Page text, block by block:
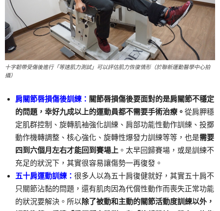
十字韌帶受傷後進行「等速肌力測試」可以評估肌力恢復情形（於聯新運動醫學中心拍
攝）
肩關節唇損傷後訓練： 關節唇損傷後要面對的是肩關節不穩定
的問題，幸好九成以上的運動員都不需要手術治療。 從肩胛穩
定肌群控制、旋轉肌袖強化訓練、肩部功能性動作訓練、投擲
動作機轉調整、核心強化、旋轉性爆發力訓練等等，也是需要
四到六個月左右才能回到賽場上 。太早回歸賽場，或是訓練不
充足的狀況下，其實很容易讓傷勢一再復發。
五十肩運動訓練： 很多人以為五十肩復健就好，其實五十肩不
只關節沾黏的問題，還有肌肉因為代償性動作而喪失正常功能
的狀況要解決。所以除了被動和主動的關節活動度訓練以外，